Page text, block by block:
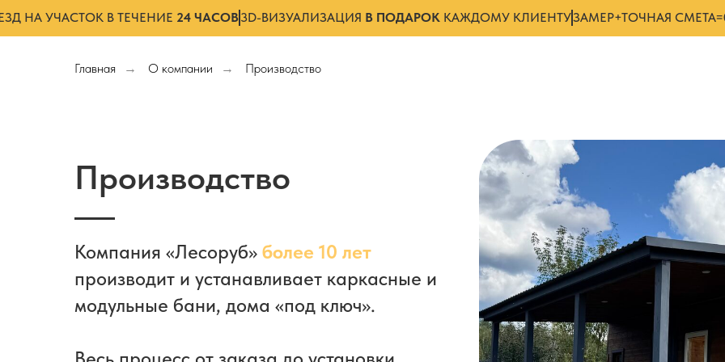
НА УЧАСТОК В ТЕЧЕНИЕ 24 ЧАСОВ3D-ВИЗУАЛИЗАЦИЯ В ПОДАРОК КАЖДОМУ КЛИЕНТУЗАМЕР+ТОЧНАЯ СМЕТА=
Главная → О компании → Производство
Производство
Компания «Лесоруб» более 10 лет
производит и устанавливает каркасные и
модульные бани, дома «под ключ».